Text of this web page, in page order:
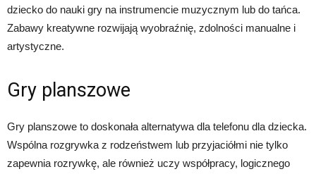
dziecko do nauki gry na instrumencie muzycznym lub do tańca.
Zabawy kreatywne rozwijają wyobraźnię, zdolności manualne i
artystyczne.
Gry planszowe
Gry planszowe to doskonała alternatywa dla telefonu dla dziecka.
Wspólna rozgrywka z rodzeństwem lub przyjaciółmi nie tylko
zapewnia rozrywkę, ale również uczy współpracy, logicznego